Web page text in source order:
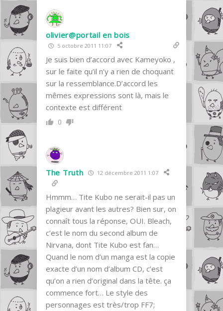
olivier@portail en bois
5 octobre 2011 11:07
Je suis bien d’accord avec Kameyoko ,
sur le faite qu’il n’y a rien de choquant
sur la ressemblance.D’accord les
mêmes expressions sont là, mais le
contexte est différent
0
The Truth 12 décembre 2011 1:07
Hmmm… Tite Kubo ne serait-il pas un
plagieur avant les autres? Bien sur, on
connaît tous la réponse, OUI. Bleach,
c’est le nom du second album de
Nirvana, dont Tite Kubo est fan…
Quand le nom d’un manga est la copie
exacte d’un nom d’album CD, c’est
qu’on a rien d’original dans la tête. ça
commence fort… Le style des
personnages est très/trop FF7;